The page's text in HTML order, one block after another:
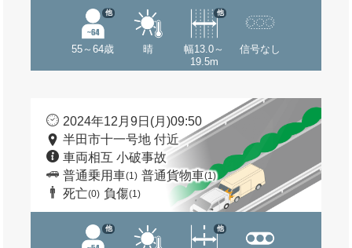
55～64歳
他
晴
幅13.0～
19.5m
他
信号なし
2024年12月9日(月)09:50
半田市十一号地 付近
車両相互 小破事故
普通乗用車(1) 普通貨物車(1)
死亡(0) 負傷(1)
他 他